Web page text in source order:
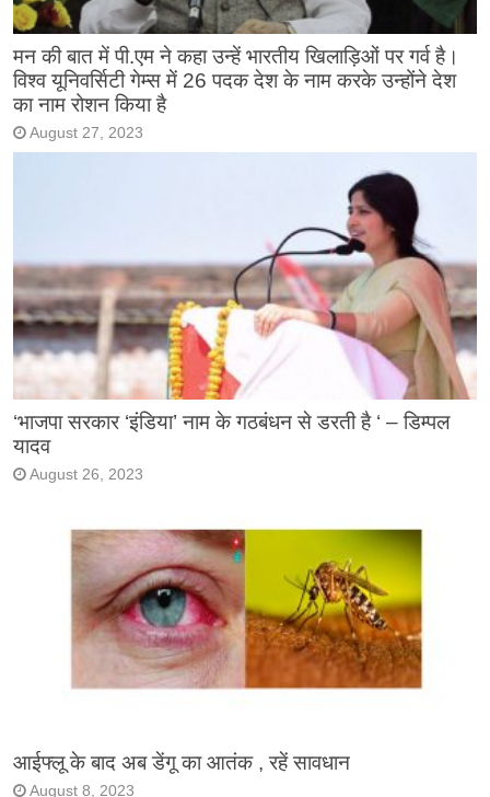
मन की बात में पी.एम ने कहा उन्हें भारतीय खिलाड़िओं पर गर्व है।
विश्व यूनिवर्सिटी गेम्स में 26 पदक देश के नाम करके उन्होंने देश
का नाम रोशन किया है
August 27, 2023
‘भाजपा सरकार ‘इंडिया’ नाम के गठबंधन से डरती है ‘ – डिम्पल
यादव
August 26, 2023
आईफ्लू के बाद अब डेंगू का आतंक , रहें सावधान
August 8, 2023